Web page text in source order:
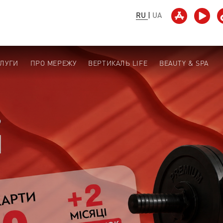
RU | UA
ПРО МЕРЕЖУ ВЕРТИКАЛЬ LIFE BEAUTY & SPA